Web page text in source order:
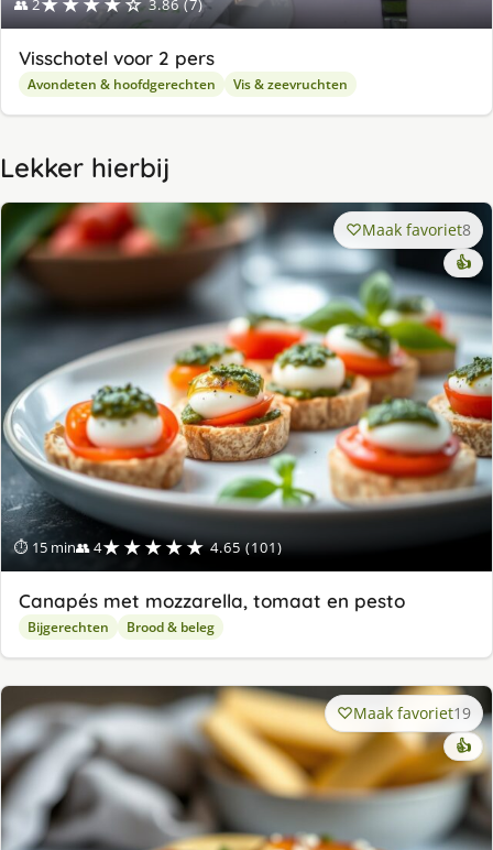
👥 2 3.86 (7)
Visschotel voor 2 pers
Avondeten & hoofdgerechten Vis & zeevruchten
Lekker hierbij
⏱ 15 min👥 4★★★★★ 4.65 (101)
Maak favoriet8
👍
Canapés met mozzarella, tomaat en pesto
Bijgerechten Brood & beleg
Maak favoriet19
👍